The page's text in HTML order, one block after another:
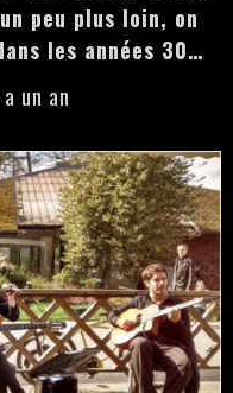
peu plus loin, on
les années 30…
un an